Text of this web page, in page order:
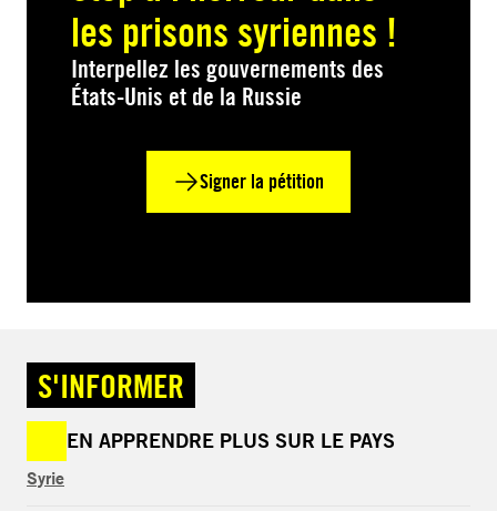
les prisons syriennes !
Interpellez les gouvernements des
États-Unis et de la Russie
Signer la pétition
S'INFORMER
EN APPRENDRE PLUS SUR LE PAYS
Syrie